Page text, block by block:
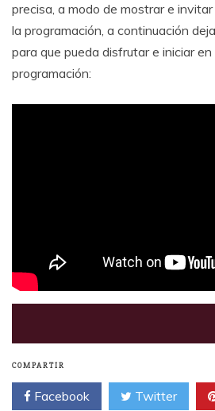
precisa, a modo de mostrar e
la programación, a continuación
para que pueda disfrutar e iniciar en
programación:
COMPARTIR
Facebook Twitter